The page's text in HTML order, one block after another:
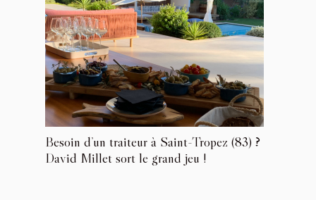
Besoin d’un traiteur à Saint-Tropez (83) ?
David Millet sort le grand jeu !